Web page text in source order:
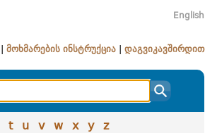
English
მოხმარების ინსტრუქცია დაგვიკავშირდით
t u v w x y z